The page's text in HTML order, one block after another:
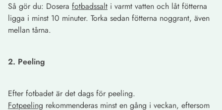
Så gör du: Dosera fotbadssalt i varmt vatten och låt fötterna
ligga i minst 10 minuter. Torka sedan fötterna noggrant, även
mellan tårna.
2. Peeling
Efter fotbadet är det dags för peeling.
Fotpeeling rekommenderas minst en gång i veckan, eftersom